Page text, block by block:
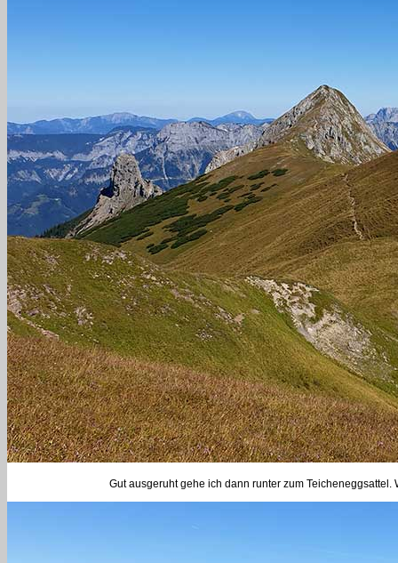
Gut ausgeruht gehe ich dann runter zum